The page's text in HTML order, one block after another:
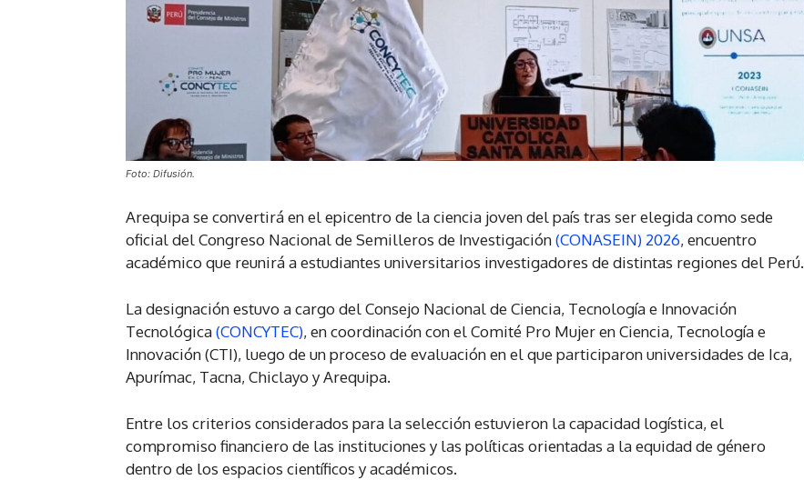
Foto: Difusión.
Arequipa se convertirá en el epicentro de la ciencia joven del país tras ser elegida como sede
oficial del Congreso Nacional de Semilleros de Investigación(CONASEIN) 2026, encuentro
académico que reunirá a estudiantes universitarios investigadores de distintas regiones del Perú.
La designación estuvo a cargo del Consejo Nacional de Ciencia, Tecnología e Innovación
Tecnológica(CONCYTEC), en coordinación con el Comité Pro Mujer en Ciencia, Tecnología e
Innovación (CTI), luego de un proceso de evaluación en el que participaron universidades de Ica,
Apurímac, Tacna, Chiclayo y Arequipa.
Entre los criterios considerados para la selección estuvieron la capacidad logística, el
compromiso financiero de las instituciones y las políticas orientadas a la equidad de género
dentro de los espacios científicos y académicos.